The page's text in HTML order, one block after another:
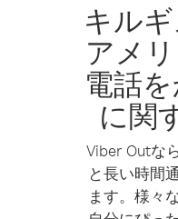
キル
アメ
電話
に関
Viber Outな
と長い時間
ます。様々